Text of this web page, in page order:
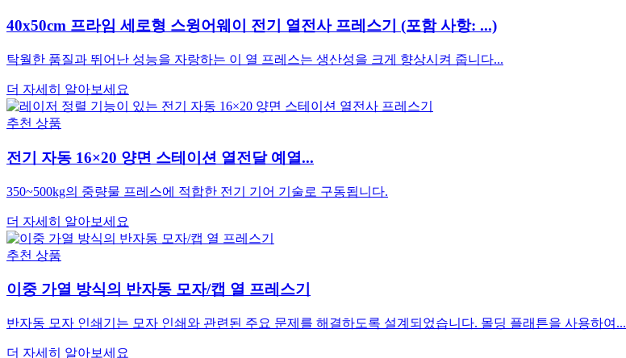
40x50cm 프라임 세로형 스윙어웨이 전기 열전사 프레스기 (포함 사항: ...)
탁월한 품질과 뛰어난 성능을 자랑하는 이 열 프레스는 생산성을 크게 향상시켜 줍니다...
더 자세히 알아보세요
추천 상품
전기 자동 16×20 양면 스테이션 열전달 예열...
350~500kg의 중량물 프레스에 적합한 전기 기어 기술로 구동됩니다.
더 자세히 알아보세요
추천 상품
이중 가열 방식의 반자동 모자/캡 열 프레스기
반자동 모자 인쇄기는 모자 인쇄와 관련된 주요 문제를 해결하도록 설계되었습니다. 몰딩 플래튼을 사용하여...
더 자세히 알아보세요